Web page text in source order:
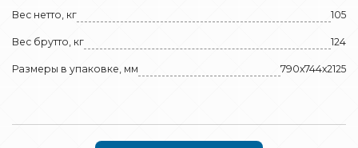
Вес нетто, кг 105
Вес брутто, кг 124
Размеры в упаковке, мм 790х744х2125